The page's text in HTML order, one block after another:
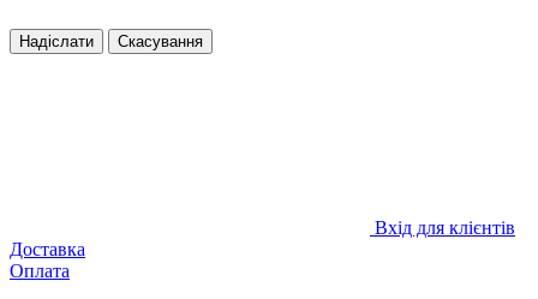
Надіслати Скасування
Вхід для клієнтів
Доставка
Оплата